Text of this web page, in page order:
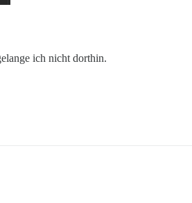
ich nicht dorthin.